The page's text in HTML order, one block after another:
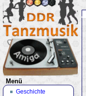
Menü
Geschichte